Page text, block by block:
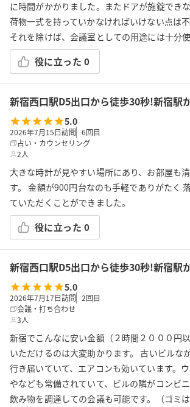
に時間がかかりました。またドアが施錠でき
荷物一式を持っていかなければいけない点は不
それを除けば、会議室としての用途には十分使
役に立った 0
5.0
2026年7月15日訪問 6回目
占い・カウンセリング
2人
大きな時計が見やすい場所にあり、お部屋も
す。 金額が900円台なのも手軽でありがたく
ていただくことができました。
役に立った 0
5.0
2026年7月17日訪問 2回目
会議・打ち合わせ
3人
新宿でこんなに安い金額（２時間２０００円
いただけるのは大変助かります。 古いビルな
行き届いていて、エアコンも効いています。
やなども常備されていて、ビルの隣がコンビ
飲み物を調達しての会議も可能です。（ゴミ